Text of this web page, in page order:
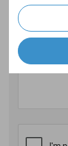
Περίληψη
Αξιολόγηση